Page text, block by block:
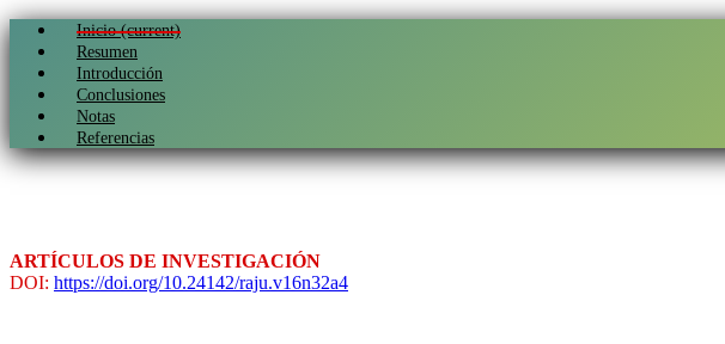
Inicio(current)
Resumen
Introducción
Conclusiones
Notas
Referencias
ARTÍCULOS DE INVESTIGACIÓN
DOI: https://doi.org/10.24142/raju.v16n32a4